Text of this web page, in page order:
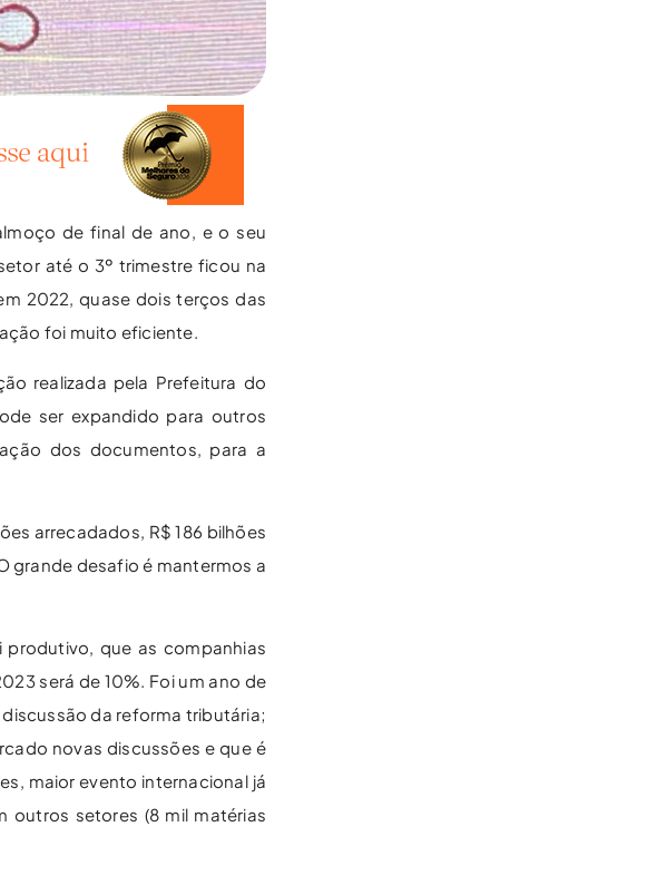
de final de ano, e o seu
até o 3º trimestre ficou na
2022, quase dois terços das
foi muito eficiente.
realizada pela Prefeitura do
ser expandido para outros
dos documentos, para a
arrecadados, R$ 186 bilhões
grande desafio é mantermos a
que as companhias
será de 10%. Foi um ano de
da reforma tributária;
novas discussões e que é
maior evento internacional já
outros setores (8 mil matérias